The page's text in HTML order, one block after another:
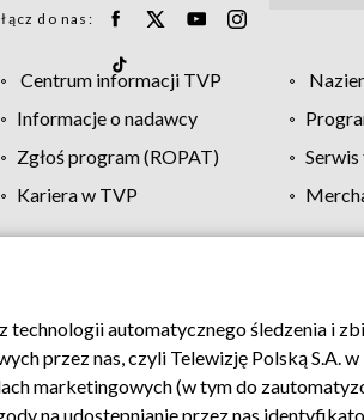
do nas:
Centrum informacji TVP
Informacje o nadawcy
Zgłoś program (ROPAT)
Kariera w TVP
Moje zgody Pomoc Biuro
automatycznego śledzenia i
przez nas, czyli Telewizję Polską S.A.
marketingowych (w tym do
na udostępnianie przez nas